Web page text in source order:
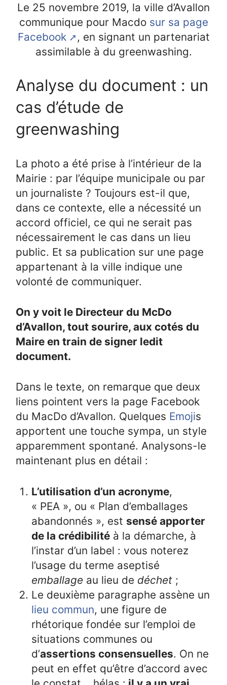
Le 25 novembre 2019, la ville d’Avallon
communique pour Macdo sur sa page
Facebook
, en signant un partenariat
assimilable à du greenwashing.
Analyse du document : un
cas d’étude de
greenwashing
La photo a été prise à l’intérieur de la
Mairie : par l’équipe municipale ou par
un journaliste ? Toujours est-il que,
dans ce contexte, elle a nécessité un
accord officiel, ce qui ne serait pas
nécessairement le cas dans un lieu
public. Et sa publication sur une page
appartenant à la ville indique une
volonté de communiquer.
On y voit le Directeur du McDo
d’Avallon, tout sourire, aux cotés du
Maire en train de signer ledit
document.
Dans le texte, on remarque que deux
liens pointent vers la page Facebook
du MacDo d’Avallon. Quelques Emojis
apportent une touche sympa, un style
apparemment spontané. Analysons-le
maintenant plus en détail :
L’utilisation d’un acronyme,
« PEA », ou « Plan d’emballages
abandonnés », est sensé apporter
de la crédibilité à la démarche, à
l’instar d’un label : vous noterez
l’usage du terme aseptisé
emballage au lieu de déchet ;
Le deuxième paragraphe assène un
lieu commun, une figure de
rhétorique fondée sur l’emploi de
situations communes ou
d’assertions consensuelles. On ne
peut en effet qu’être d’accord avec